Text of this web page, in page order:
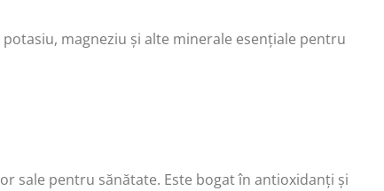
magneziu și alte minerale esențiale pentru
sale pentru sănătate. Este bogat în antioxidanți și